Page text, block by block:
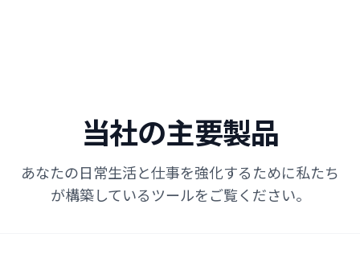
当社の主要製品
あなたの日常生活と仕事を強化するために私たち
が構築しているツールをご覧ください。